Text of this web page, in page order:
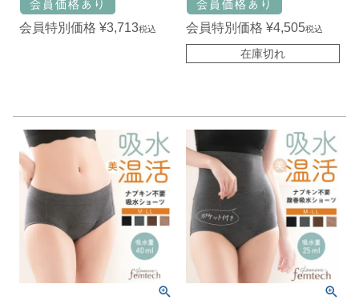
会員特別価格 ¥3,713税込 会員特別価格 ¥4,505税込
在庫切れ